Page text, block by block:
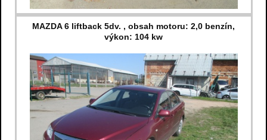
MAZDA 6 liftback 5dv. , obsah motoru: 2,0 benzín,
výkon: 104 kw